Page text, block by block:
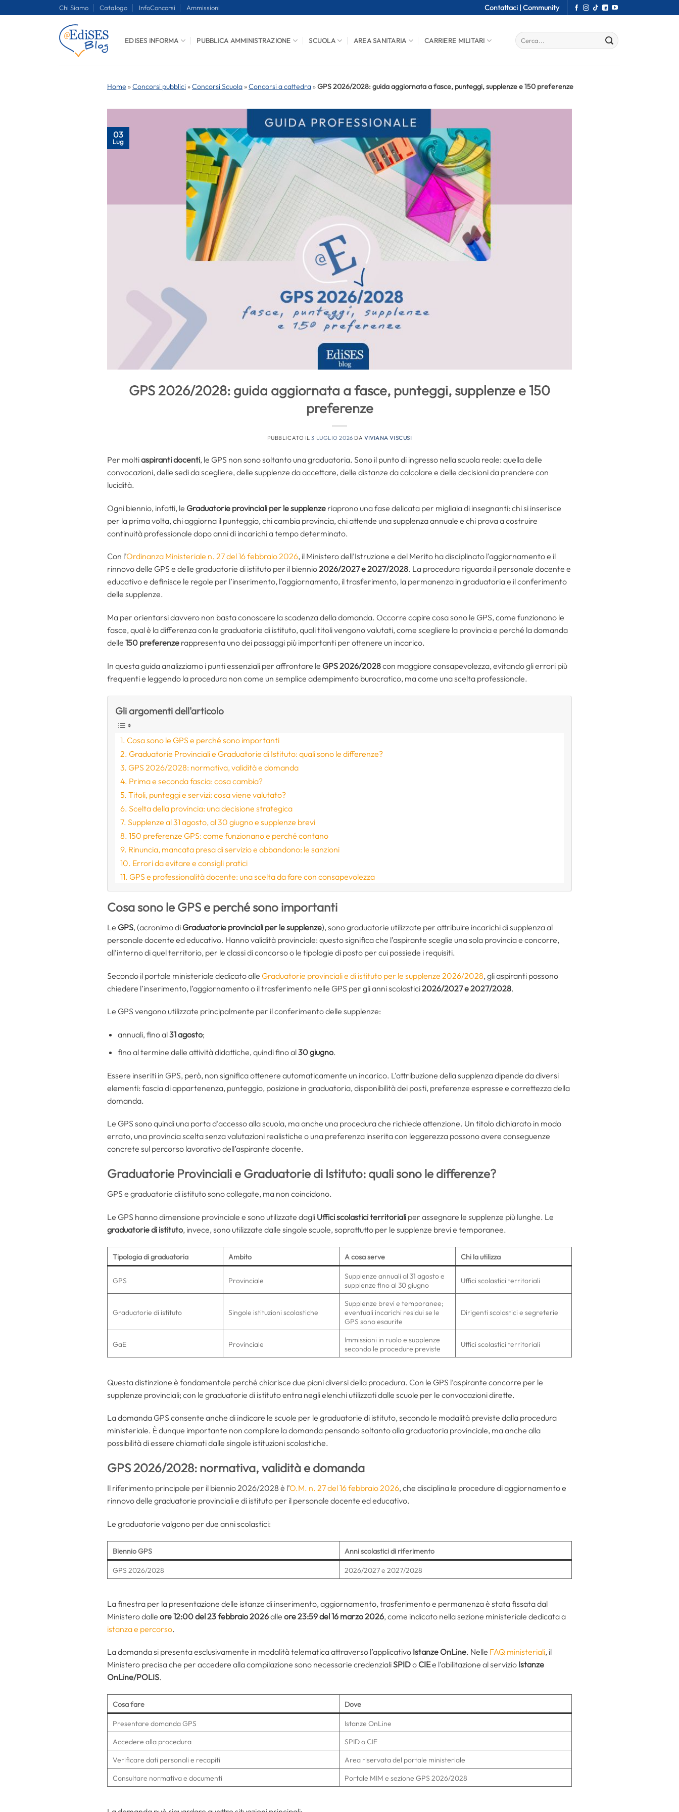
Chi Siamo Catalogo InfoConcorsi Ammissioni Contattaci | Community
EDISES INFORMA PUBBLICA AMMINISTRAZIONE SCUOLA AREA SANITARIA CARRIERE MILITARI
Home »Concorsi pubblici »Concorsi Scuola »Concorsi a cattedra »GPS 2026/2028: guida aggiornata a fasce, punteggi, supplenze e 150 preferenze
03
Lug
GPS 2026/2028: guida aggiornata a fasce, punteggi, supplenze e 150
preferenze
PUBBLICATO IL3 LUGLIO 2026 DA VIVIANA VISCUSI
Per moltiaspiranti docenti, le GPS non sono soltanto una graduatoria. Sono il punto di ingresso nella scuola reale: quella delle
convocazioni, delle sedi da scegliere, delle supplenze da accettare, delle distanze da calcolare e delle decisioni da prendere con
lucidità.
Ogni biennio, infatti, le Graduatorie provinciali per le supplenze riaprono una fase delicata per migliaia di insegnanti: chi si inserisce
per la prima volta, chi aggiorna il punteggio, chi cambia provincia, chi attende una supplenza annuale e chi prova a costruire
continuità professionale dopo anni di incarichi a tempo determinato.
Con l’Ordinanza Ministeriale n. 27 del 16 febbraio 2026, il Ministero dell’Istruzione e del Merito ha disciplinato l’aggiornamento e il
rinnovo delle GPS e delle graduatorie di istituto per il biennio2026/2027 e 2027/2028. La procedura riguarda il personale docente e
educativo e definisce le regole per l’inserimento, l’aggiornamento, il trasferimento, la permanenza in graduatoria e il conferimento
delle supplenze.
Ma per orientarsi davvero non basta conoscere la scadenza della domanda. Occorre capire cosa sono le GPS, come funzionano le
fasce, qual è la differenza con le graduatorie di istituto, quali titoli vengono valutati, come scegliere la provincia e perché la domanda
delle 150 preferenze rappresenta uno dei passaggi più importanti per ottenere un incarico.
In questa guida analizziamo i punti essenziali per affrontare le GPS 2026/2028con maggiore consapevolezza, evitando gli errori più
frequenti e leggendo la procedura non come un semplice adempimento burocratico, ma come una scelta professionale.
Gli argomenti dell'articolo
Cosa sono le GPS e perché sono importanti
Graduatorie Provinciali e Graduatorie di Istituto: quali sono le differenze?
GPS 2026/2028: normativa, validità e domanda
Prima e seconda fascia: cosa cambia?
Titoli, punteggi e servizi: cosa viene valutato?
Scelta della provincia: una decisione strategica
Supplenze al 31 agosto, al 30 giugno e supplenze brevi
150 preferenze GPS: come funzionano e perché contano
Rinuncia, mancata presa di servizio e abbandono: le sanzioni
Errori da evitare e consigli pratici
GPS e professionalità docente: una scelta da fare con consapevolezza
Cosa sono le GPS e perché sono importanti
Le GPS, (acronimo di Graduatorie provinciali per le supplenze), sono graduatorie utilizzate per attribuire incarichi di supplenza al
personale docente ed educativo. Hanno validità provinciale: questo significa che l’aspirante sceglie una sola provincia e concorre,
all’interno di quel territorio, per le classi di concorso o le tipologie di posto per cui possiede i requisiti.
Secondo il portale ministeriale dedicato alle Graduatorie provinciali e di istituto per le supplenze 2026/2028, gli aspiranti possono
chiedere l’inserimento, l’aggiornamento o il trasferimento nelle GPS per gli anni scolastici2026/2027 e 2027/2028.
Le GPS vengono utilizzate principalmente per il conferimento delle supplenze:
annuali, fino al31 agosto;
fino al termine delle attività didattiche, quindi fino al30 giugno.
Essere inseriti in GPS, però, non significa ottenere automaticamente un incarico. L’attribuzione della supplenza dipende da diversi
elementi: fascia di appartenenza, punteggio, posizione in graduatoria, disponibilità dei posti, preferenze espresse e correttezza della
domanda.
Le GPS sono quindi una porta d’accesso alla scuola, ma anche una procedura che richiede attenzione. Un titolo dichiarato in modo
errato, una provincia scelta senza valutazioni realistiche o una preferenza inserita con leggerezza possono avere conseguenze
concrete sul percorso lavorativo dell’aspirante docente.
Graduatorie Provinciali e Graduatorie di Istituto: quali sono le differenze?
GPS e graduatorie di istituto sono collegate, ma non coincidono.
Le GPS hanno dimensione provinciale e sono utilizzate dagli Uffici scolastici territoriali per assegnare le supplenze più lunghe. Le
graduatorie di istituto, invece, sono utilizzate dalle singole scuole, soprattutto per le supplenze brevi e temporanee.
Tipologia di graduatoria Ambito A cosa serve Chi la utilizza
GPS Provinciale
Supplenze annuali al 31 agosto e
supplenze fino al 30 giugno
Uffici scolastici territoriali
Graduatorie di istituto Singole istituzioni scolastiche
Supplenze brevi e temporanee;
eventuali incarichi residui se le
GPS sono esaurite
Dirigenti scolastici e segreterie
GaE Provinciale
Immissioni in ruolo e supplenze
secondo le procedure previste
Uffici scolastici territoriali
Questa distinzione è fondamentale perché chiarisce due piani diversi della procedura. Con le GPS l’aspirante concorre per le
supplenze provinciali; con le graduatorie di istituto entra negli elenchi utilizzati dalle scuole per le convocazioni dirette.
La domanda GPS consente anche di indicare le scuole per le graduatorie di istituto, secondo le modalità previste dalla procedura
ministeriale. È dunque importante non compilare la domanda pensando soltanto alla graduatoria provinciale, ma anche alla
possibilità di essere chiamati dalle singole istituzioni scolastiche.
GPS 2026/2028: normativa, validità e domanda
Il riferimento principale per il biennio 2026/2028 è l’O.M. n. 27 del 16 febbraio 2026, che disciplina le procedure di aggiornamento e
rinnovo delle graduatorie provinciali e di istituto per il personale docente ed educativo.
Le graduatorie valgono per due anni scolastici:
Biennio GPS Anni scolastici di riferimento
GPS 2026/2028 2026/2027 e 2027/2028
La finestra per la presentazione delle istanze di inserimento, aggiornamento, trasferimento e permanenza è stata fissata dal
Ministero dalle ore 12:00 del 23 febbraio 2026alle ore 23:59 del 16 marzo 2026, come indicato nella sezione ministeriale dedicata a
istanza e percorso.
La domanda si presenta esclusivamente in modalità telematica attraverso l’applicativo Istanze OnLine. Nelle FAQ ministeriali, il
Ministero precisa che per accedere alla compilazione sono necessarie credenzialiSPIDo CIEe l’abilitazione al servizio Istanze
OnLine/POLIS.
Cosa fare Dove
Presentare domanda GPS
Istanze OnLine
Accedere alla procedura
SPID o CIE
Verificare dati personali e recapiti
Area riservata del portale ministeriale
Consultare normativa e documenti
Portale MIM e sezione GPS 2026/2028